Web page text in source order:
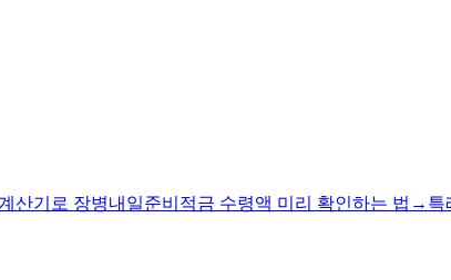
산기로 장병내일준비적금 수령액 미리 확인하는 법 →특